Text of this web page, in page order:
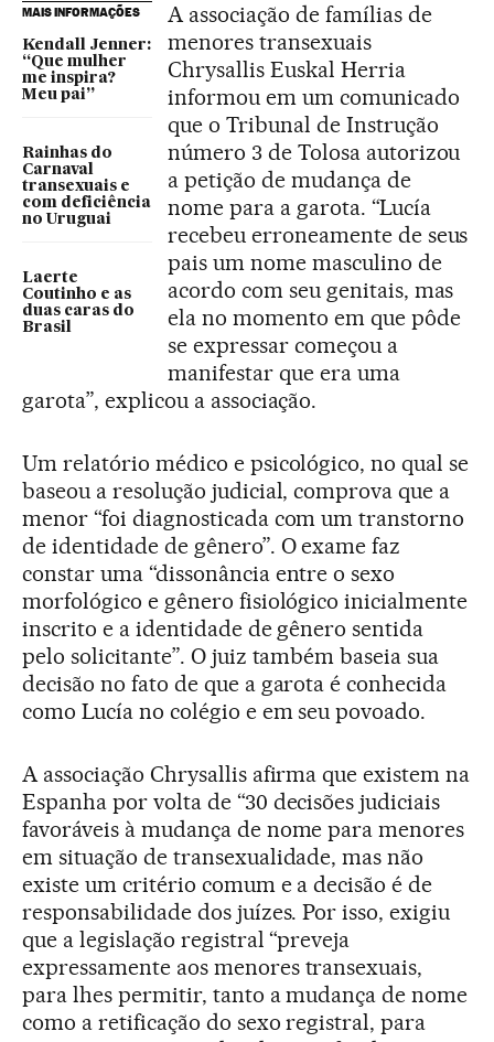
MAIS INFORMAÇÕES
Kendall Jenner:
“Que mulher
me inspira?
Meu pai”
Rainhas do
Carnaval
transexuais e
com deficiência
no Uruguai
Laerte
Coutinho e as
duas caras do
Brasil
A associação de famílias de
menores transexuais
Chrysallis Euskal Herria
informou em um comunicado
que o Tribunal de Instrução
número 3 de Tolosa autorizou
a petição de mudança de
nome para a garota. “Lucía
recebeu erroneamente de seus
pais um nome masculino de
acordo com seu genitais, mas
ela no momento em que pôde
se expressar começou a
manifestar que era uma
garota”, explicou a associação.
Um relatório médico e psicológico, no qual se
baseou a resolução judicial, comprova que a
menor “foi diagnosticada com um transtorno
de identidade de gênero”. O exame faz
constar uma “dissonância entre o sexo
morfológico e gênero fisiológico inicialmente
inscrito e a identidade de gênero sentida
pelo solicitante”. O juiz também baseia sua
decisão no fato de que a garota é conhecida
como Lucía no colégio e em seu povoado.
A associação Chrysallis afirma que existem na
Espanha por volta de “30 decisões judiciais
favoráveis à mudança de nome para menores
em situação de transexualidade, mas não
existe um critério comum e a decisão é de
responsabilidade dos juízes. Por isso, exigiu
que a legislação registral “preveja
expressamente aos menores transexuais,
para lhes permitir, tanto a mudança de nome
como a retificação do sexo registral, para